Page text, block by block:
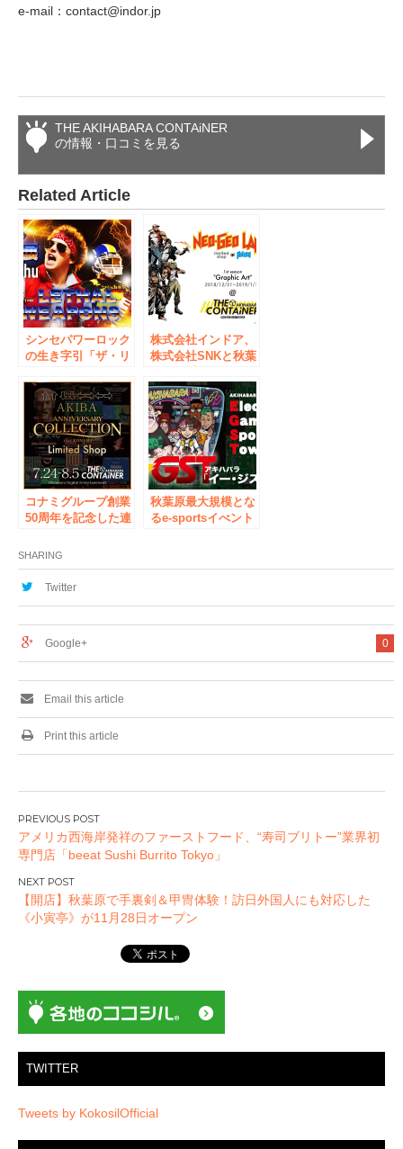
e-mail：contact@indor.jp
THE AKIHABARA CONTAiNER
の情報・口コミを見る
Related Article
シンセパワーロック
の生き字引「ザ・リ
が秋葉原にて”ザ・
リーサルウェポンズ
展”の開催を決定！
株式会社インドア、
株式会社SNKと秋葉
ヅクリ”の発信に向
けタッグを組み、期
間限定イベント
NEOGEO LAND
Limited Shop in
AKIBAの開催を発
表！
コナミグループ創業
50周年を記念した連
「”↑↑↓↓←→←→AK
IBA”
ANNIVERSARY
定！
秋葉原最大規模とな
るe-sportsイべント
イージスト）
SHARING
Twitter
0
Google+
Email this article
Print this article
投
稿
ナ
ビ
ゲ
ン
アメリカ西海岸発祥のファーストフード、“寿司ブリトー”業界初
専門店「beeat Sushi Burrito Tokyo」
【開店】秋葉原で手裏剣＆甲冑体験！訪日外国人にも対応した
《小寅亭》が11月28日オープン
TWITTER
Tweets by KokosilOfficial